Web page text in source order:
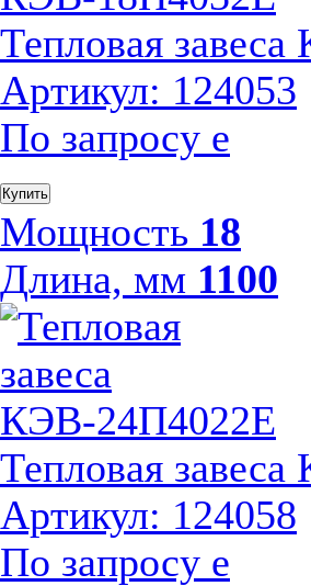
Тепловая
Артикул: 124053
По запросу е
Купить
Мощность 18
Длина, мм 1100
Тепловая
Артикул: 124058
По запросу е